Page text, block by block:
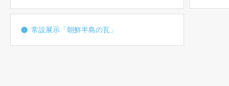
常設展示「朝鮮半島の瓦」